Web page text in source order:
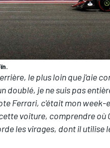
le plus loin que j'aie
doublé, je ne suis pas
Ferrari, c'était mon
voiture, comprendre où
les virages, dont il utilise